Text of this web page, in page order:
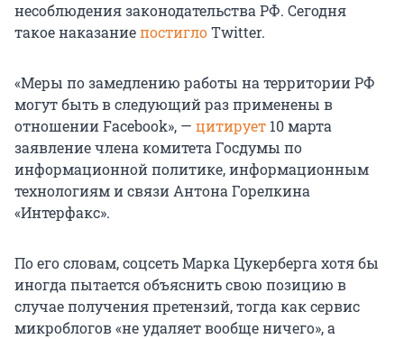
несоблюдения законодательства РФ. Сегодня
такое наказаниепостиглоTwitter.
«Меры по замедлению работы на территории РФ
могут быть в следующий раз применены в
отношении Facebook», — цитирует 10 марта
заявление члена комитета Госдумы по
информационной политике, информационным
технологиям и связи Антона Горелкина
«Интерфакс».
По его словам, соцсеть Марка Цукерберга хотя бы
иногда пытается объяснить свою позицию в
случае получения претензий, тогда как сервис
микроблогов «не удаляет вообще ничего», а